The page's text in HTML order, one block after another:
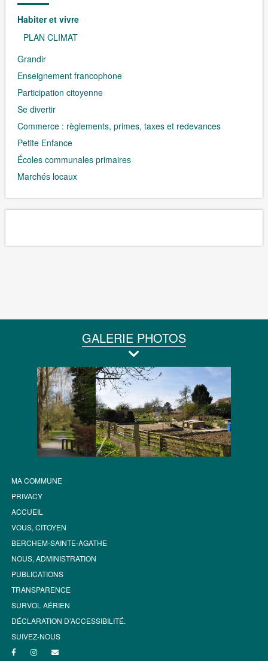
Habiter et vivre
PLAN CLIMAT
Grandir
Enseignement francophone
Participation citoyenne
Se divertir
Commerce : règlements, primes, taxes et redevances
Petite Enfance
Écoles communales primaires
Marchés locaux
GALERIE PHOTOS
MA COMMUNE
PRIVACY
ACCUEIL
VOUS, CITOYEN
BERCHEM-SAINTE-AGATHE
NOUS, ADMINISTRATION
PUBLICATIONS
TRANSPARENCE
SURVOL AÉRIEN
DÉCLARATION D’ACCESSIBILITÉ.
SUIVEZ-NOUS